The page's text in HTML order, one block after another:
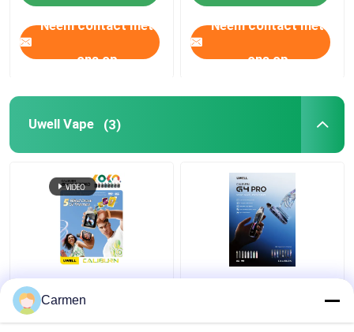
Neem contact met
ons op
Neem contact met
ons op
Uwell Vape (3)
UWELL G4 PRO KOKO
High-Performance
35W e-sigaret met
Carmen